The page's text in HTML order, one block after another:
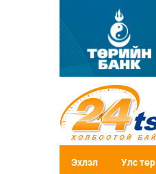
Эхлэл Улс төр